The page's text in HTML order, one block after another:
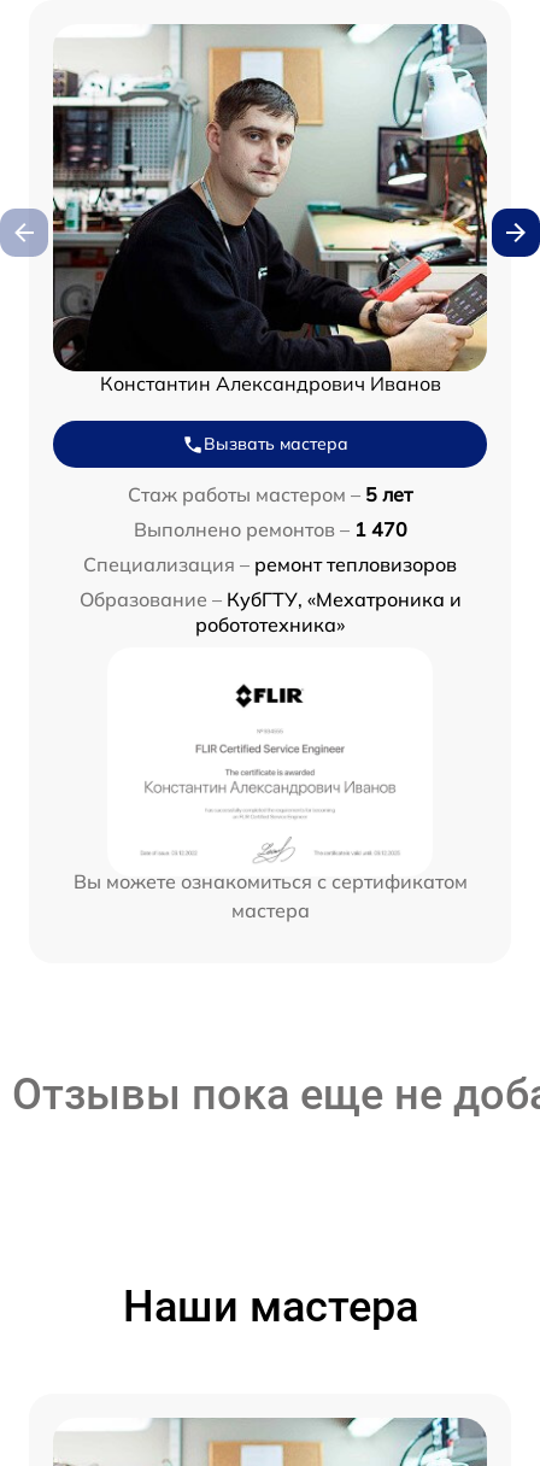
Константин Александрович Иванов
Вызвать мастера
Стаж работы мастером – 5 лет
Выполнено ремонтов – 1 470
Специализация – ремонт тепловизоров
Образование – КубГТУ, «Мехатроника и
робототехника»
Вы можете ознакомиться с сертификатом
мастера
Отзывы пока еще не
Наши мастера